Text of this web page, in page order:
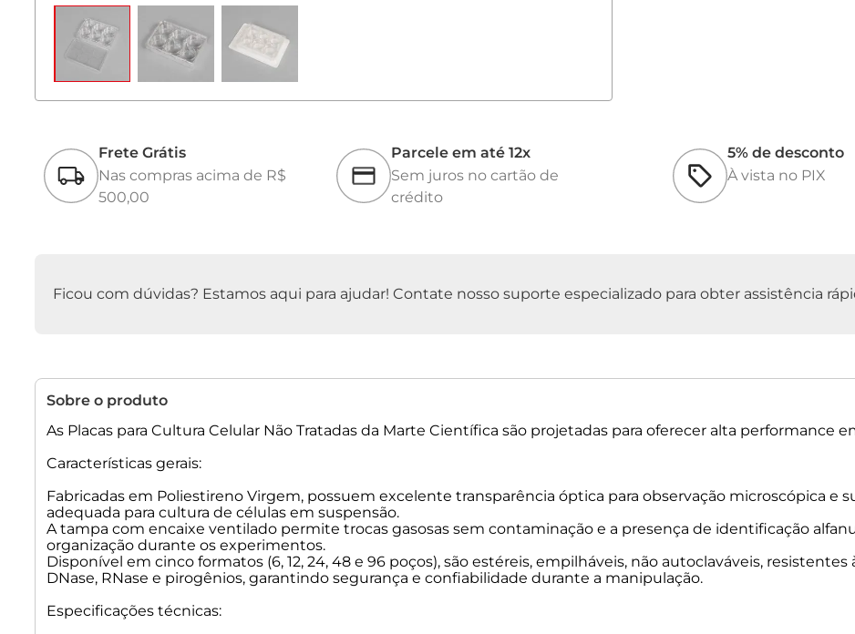
Frete Grátis
Nas compras acima de R$
500,00
Parcele em até 12x
Sem juros no cartão de
crédito
5% de desconto
À vista no PIX
Ficou com dúvidas? Estamos aqui para ajudar! Contate nosso suporte especializado para obter assistência
Sobre o produto
As Placas para Cultura Celular Não Tratadas da Marte Científica são projetadas para oferecer alta performance
Características gerais:
Fabricadas em Poliestireno Virgem, possuem excelente transparência óptica para observação microscópica e
adequada para cultura de células em suspensão.
A tampa com encaixe ventilado permite trocas gasosas sem contaminação e a presença de identificação
organização durante os experimentos.
Disponível em cinco formatos (6, 12, 24, 48 e 96 poços), são estéreis, empilháveis, não autoclaváveis,
DNase, RNase e pirogênios, garantindo segurança e confiabilidade durante a manipulação.
Especificações técnicas: